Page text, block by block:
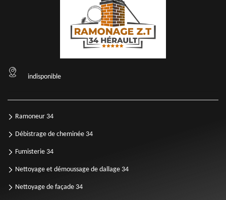
indisponible
Ramoneur 34
Débistrage de cheminée 34
Fumisterie 34
Nettoyage et démoussage de dallage 34
Nettoyage de façade 34